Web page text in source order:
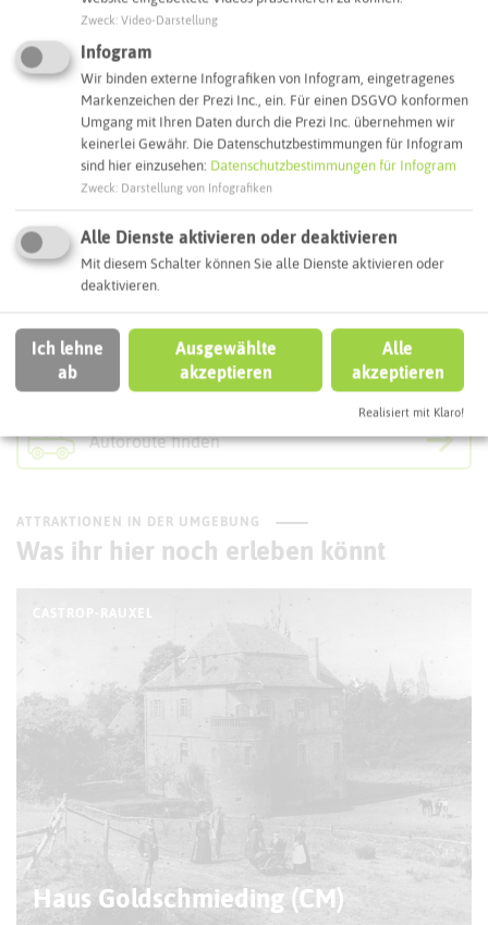
Vom Goldschmieding-Park
Parkplatz Goldschmieding
(Startpunkt)
44575 Castrop-Rauxel
Webseite
Interaktive Karte
Tempø:3,7 km/h
Bergauf:90 m
Bergab:90 m
Fähre:KEINE
Routenplanung zum Ziel:
ÖPNV-Route finden
Autoroute finden
ATTRAKTIONEN IN DER UMGEBUNG
Was ihr hier noch erleben könnt
CASTROP-RAUXEL
Haus Goldschmieding (CM)
Zweck Video-Darstellung
Infogram
Wir binden externe Infografiken von Infogram, eingetragenes
Markenzeichen der Prezi Inc., ein. Für einen DSGVO konformen
Umgang mit Ihren Daten durch die Prezi Inc. übernehmen wir
keinerlei Gewähr. Die Datenschutzbestimmungen für Infogram
sind hier einzusehen: Datenschutzbestimmungen für Infogram
Zweck Darstellung von Infografiken
Alle Dienste aktivieren oder deaktivieren
Mit diesem Schalter können Sie alle Dienste aktivieren oder
deaktivieren.
Ich lehne
ab
Ausgewählte
akzeptieren
Alle
akzeptieren
Realisiert mit Klaro!